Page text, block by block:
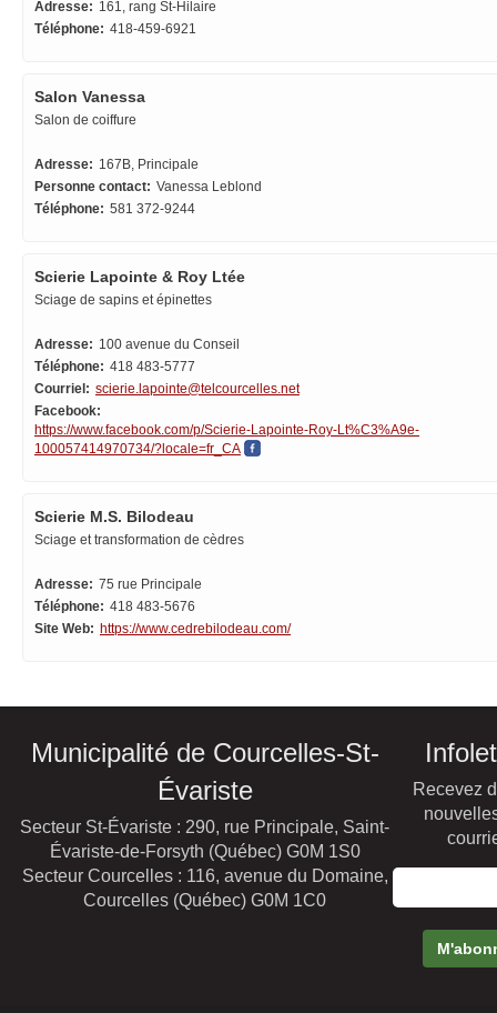
Adresse: 161, rang St-Hilaire
Téléphone: 418-459-6921
Salon Vanessa
Salon de coiffure
Adresse: 167B, Principale
Personne contact: Vanessa Leblond
Téléphone: 581 372-9244
Scierie Lapointe & Roy Ltée
Sciage de sapins et épinettes
Adresse: 100 avenue du Conseil
Téléphone: 418 483-5777
Courriel: scierie.lapointe@telcourcelles.net
Facebook:
https://www.facebook.com/p/Scierie-Lapointe-Roy-Lt%C3%A9e-
100057414970734/?locale=fr_CA
Scierie M.S. Bilodeau
Sciage et transformation de cèdres
Adresse: 75 rue Principale
Téléphone: 418 483-5676
Site Web: https://www.cedrebilodeau.com/
Municipalité de Courcelles-St-
Évariste
Secteur St-Évariste : 290, rue Principale, Saint-
Évariste-de-Forsyth (Québec) G0M 1S0
Secteur Courcelles : 116, avenue du Domaine,
Courcelles (Québec) G0M 1C0
Recevez